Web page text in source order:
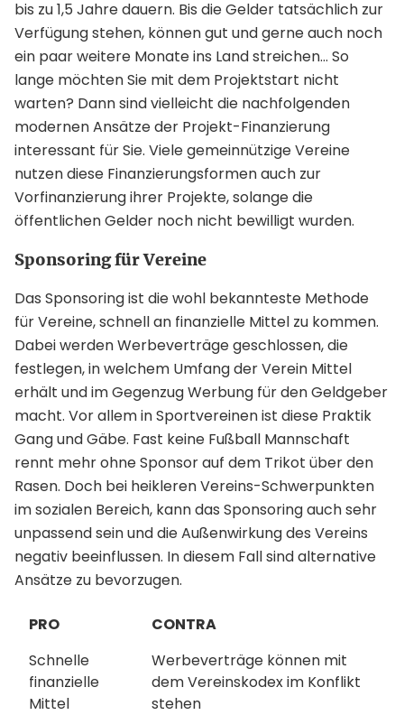
bis zu 1,5 Jahre dauern. Bis die Gelder tatsächlich zur
Verfügung stehen, können gut und gerne auch noch
ein paar weitere Monate ins Land streichen… So
lange möchten Sie mit dem Projektstart nicht
warten? Dann sind vielleicht die nachfolgenden
modernen Ansätze der Projekt-Finanzierung
interessant für Sie. Viele gemeinnützige Vereine
nutzen diese Finanzierungsformen auch zur
Vorfinanzierung ihrer Projekte, solange die
öffentlichen Gelder noch nicht bewilligt wurden.
Sponsoring für Vereine
Das Sponsoring ist die wohl bekannteste Methode
für Vereine, schnell an finanzielle Mittel zu kommen.
Dabei werden Werbeverträge geschlossen, die
festlegen, in welchem Umfang der Verein Mittel
erhält und im Gegenzug Werbung für den Geldgeber
macht. Vor allem in Sportvereinen ist diese Praktik
Gang und Gäbe. Fast keine Fußball Mannschaft
rennt mehr ohne Sponsor auf dem Trikot über den
Rasen. Doch bei heikleren Vereins-Schwerpunkten
im sozialen Bereich, kann das Sponsoring auch sehr
unpassend sein und die Außenwirkung des Vereins
negativ beeinflussen. In diesem Fall sind alternative
Ansätze zu bevorzugen.
PRO
CONTRA
Schnelle
finanzielle
Mittel
Werbeverträge können mit
dem Vereinskodex im Konflikt
stehen